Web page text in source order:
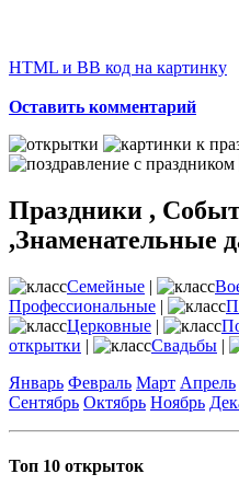
HTML и BB код на картинку
Оставить комментарий
Праздники ,
,Знаменательные
Семейные |
Профессиональные |
Церковные |
открытки | Свадьбы |
Январь Февраль Март Апрель
Сентябрь Октябрь Ноябрь
Топ 10 открыток